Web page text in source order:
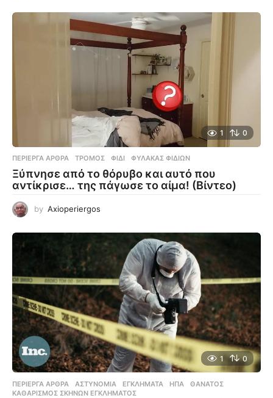
1 0
ΠΕΡΊΕΡΓΑ ΆΡΘΡΑ ΤΡΌΜΟΣ ,ΦΊΔΙ ,ΦΎΛΑΚΑΣ ΦΙΔΙΏΝ
Ξύπνησε από το θόρυβο και αυτό που
αντίκρισε… της πάγωσε το αίμα! (Βίντεο)
by Axioperiergos
1 0
ΠΕΡΊΕΡΓΑ ΆΡΘΡΑ ΑΣΤΥΝΟΜΊΑ ,ΕΓΚΛΉΜΑΤΑ ,ΗΠΑ ,ΘΆΝΑΤΟΣ
ΚΑΘΑΡΙΣΜΌΣ ΣΚΗΝΏΝ ΕΓΚΛΉΜΑΤΟΣ